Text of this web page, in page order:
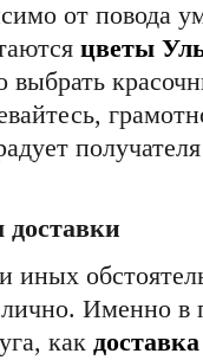
от повода
цветы
выбрать
доставки
Именно в
как